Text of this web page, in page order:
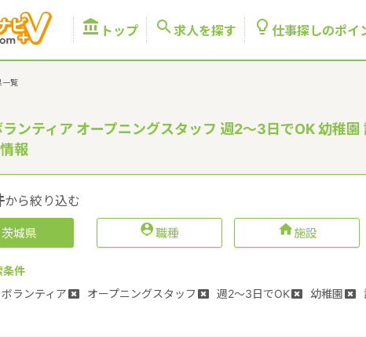
 トップ  求人を探す  仕事探しのポイ
一覧
ンティア オープニングスタッフ 週2～3日でOK 幼稚
報
から絞り込む
茨城県 職種 施設
条件
ボランティア オープニングスタッフ 週2～3日でOK 幼稚園